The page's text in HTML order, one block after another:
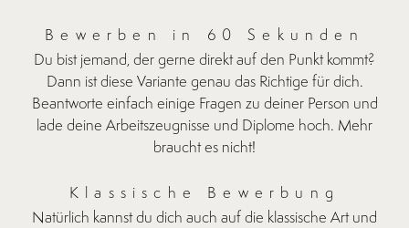
Bewerben in 60 Sekunden
Du bist jemand, der gerne direkt auf den Punkt kommt?
Dann ist diese Variante genau das Richtige für dich.
Beantworte einfach einige Fragen zu deiner Person und
lade deine Arbeitszeugnisse und Diplome hoch. Mehr
braucht es nicht!
Klassische Bewerbung
Natürlich kannst du dich auch auf die klassische Art und